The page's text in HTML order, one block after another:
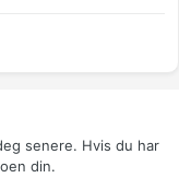
senere. Hvis du har
din.